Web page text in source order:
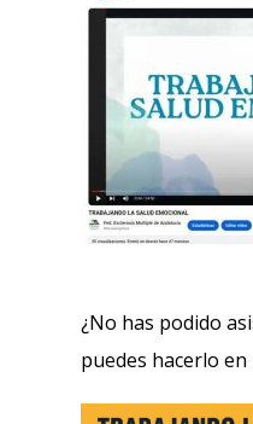
¿No has podido
puedes hacerlo